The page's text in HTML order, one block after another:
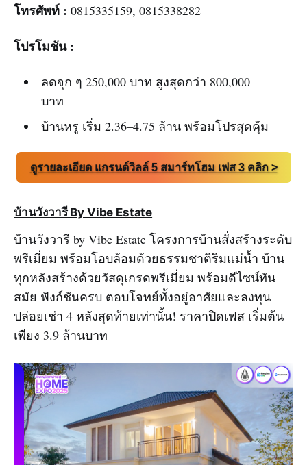
โทรศัพท์ : 0815335159, 0815338282
โปรโมชัน :
ลดจุก ๆ 250,000 บาท สูงสุดกว่า 800,000
บาท
บ้านหรู เริ่ม 2.36–4.75 ล้าน พร้อมโปรสุดคุ้ม
ดูรายละเอียด แกรนด์วิลล์ 5 สมาร์ทโฮม เฟส 3 คลิก >
บ้านวังวารี By Vibe Estate
บ้านวังวารี by Vibe Estate โครงการบ้านสั่งสร้างระดับ
พรีเมี่ยม พร้อมโอบล้อมด้วยธรรมชาติริมแม่น้ำ บ้าน
ทุกหลังสร้างด้วยวัสดุเกรดพรีเมี่ยม พร้อมดีไซน์ทัน
สมัย ฟังก์ชันครบ ตอบโจทย์ทั้งอยู่อาศัยและลงทุน
ปล่อยเช่า 4 หลังสุดท้ายเท่านั้น! ราคาปิดเฟส เริ่มต้น
เพียง 3.9 ล้านบาท